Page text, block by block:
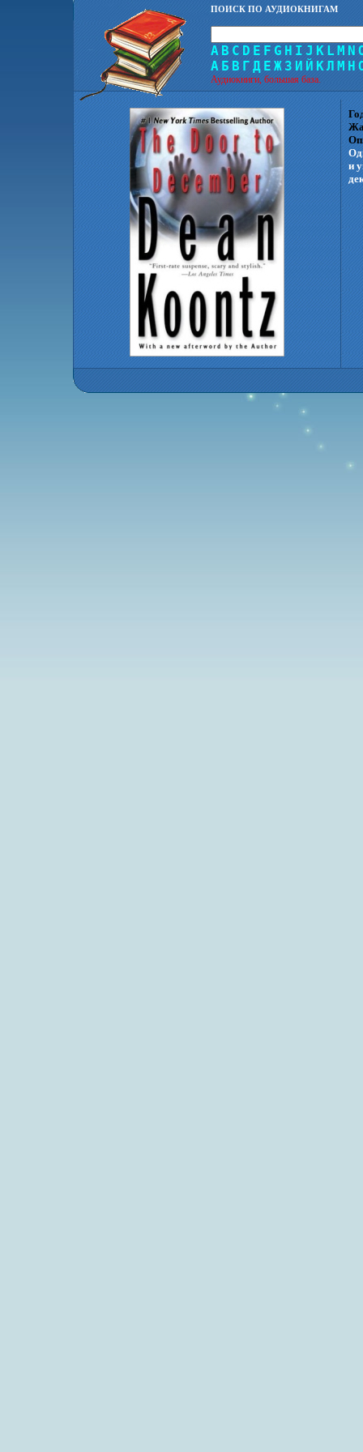
ПОИСК ПО АУДИОКНИГАМ
A B C D E F G H I J K L M N
А Б В Г Д Е Ж З И Й КЛ М Н
Аудиокниги, большая база.
и